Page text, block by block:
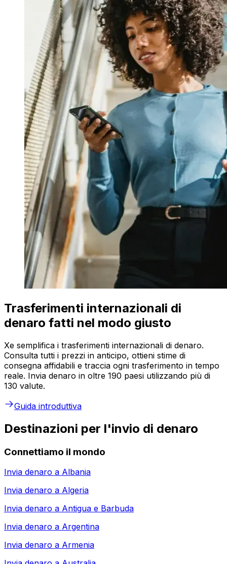
Trasferimenti internazionali di
denaro fatti nel modo giusto
Xe semplifica i trasferimenti internazionali di denaro.
Consulta tutti i prezzi in anticipo, ottieni stime di
consegna affidabili e traccia ogni trasferimento in tempo
reale. Invia denaro in oltre 190 paesi utilizzando più di
130 valute.
Guida introduttiva
Destinazioni per l'invio di denaro
Connettiamo il mondo
Invia denaro a Albania
Invia denaro a Algeria
Invia denaro a Antigua e Barbuda
Invia denaro a Argentina
Invia denaro a Armenia